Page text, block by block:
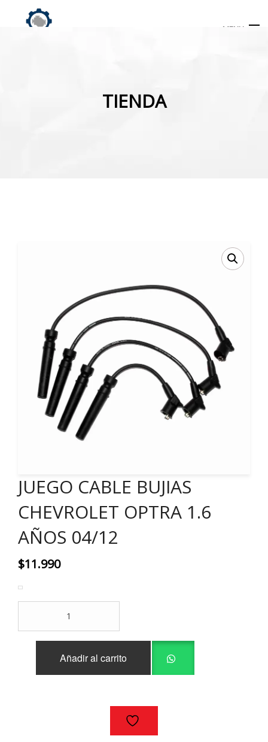
MENU
TIENDA
JUEGO CABLE BUJIAS
CHEVROLET OPTRA 1.6
AÑOS 04/12
$11.990
BUJIAS
CHEVROLET
Añadir al carrito